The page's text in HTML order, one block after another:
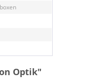
Optik"